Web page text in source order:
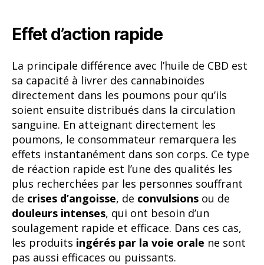
Effet d’action rapide
La principale différence avec l’huile de CBD est
sa capacité à livrer des cannabinoïdes
directement dans les poumons pour qu’ils
soient ensuite distribués dans la circulation
sanguine. En atteignant directement les
poumons, le consommateur remarquera les
effets instantanément dans son corps. Ce type
de réaction rapide est l’une des qualités les
plus recherchées par les personnes souffrant
de crises d’angoisse, de convulsions ou de
douleurs intenses, qui ont besoin d’un
soulagement rapide et efficace. Dans ces cas,
les produits ingérés par la voie orale ne sont
pas aussi efficaces ou puissants.